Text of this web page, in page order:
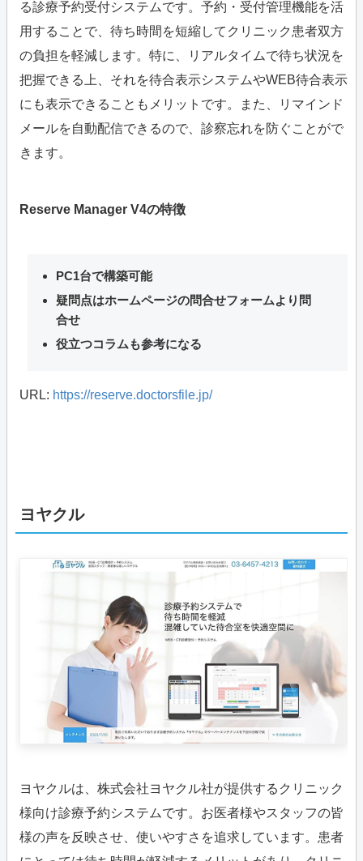
る診療予約受付システムです。予約・受付管理機能を活
用することで、待ち時間を短縮してクリニック患者双方
の負担を軽減します。特に、リアルタイムで待ち状況を
把握できる上、それを待合表示システムやWEB待合表示
にも表示できることもメリットです。また、リマインド
メールを自動配信できるので、診察忘れを防ぐことがで
きます。
Reserve Manager V4の特徴
PC1台で構築可能
疑問点はホームページの問合せフォームより問
合せ
役立つコラムも参考になる
URL: https://reserve.doctorsfile.jp/
ヨヤクル
ヨヤクルは、株式会社ヨヤクル社が提供するクリニック
様向け診療予約システムです。お医者様やスタッフの皆
様の声を反映させ、使いやすさを追求しています。患者